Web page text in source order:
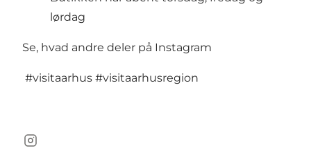
lørdag
Se, hvad andre deler på Instagram
#visitaarhus #visitaarhusregion
Instagram